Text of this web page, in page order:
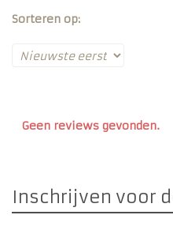
Sorteren op:
Geen reviews gevonden.
Inschrijven voor